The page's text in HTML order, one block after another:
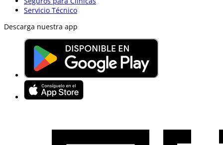
Servicio Técnico
Descarga nuestra app